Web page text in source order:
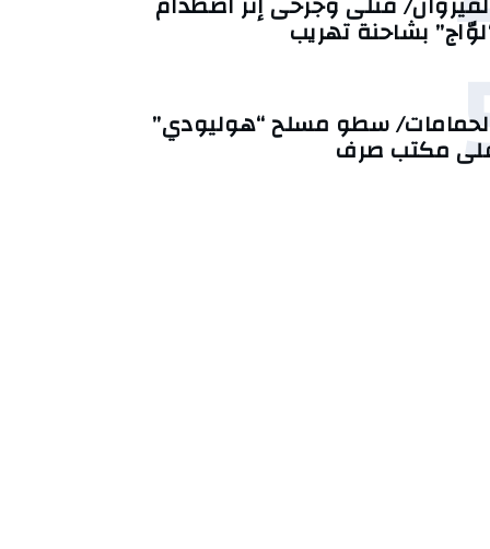
بشاحنة تهريب
سطو مسلح “هوليودي”
مكتب صرف